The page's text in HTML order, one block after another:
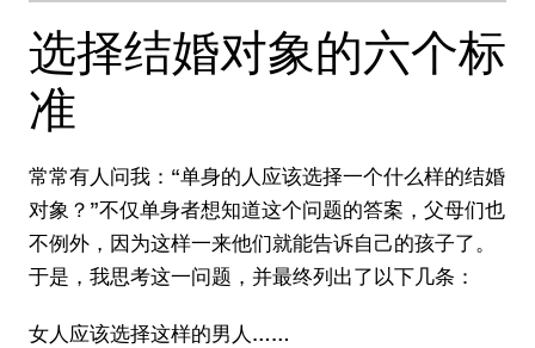
选择结婚对象的六个标
准
常常有人问我：“单身的人应该选择一个什么样的结婚
对象？”不仅单身者想知道这个问题的答案，父母们也
不例外，因为这样一来他们就能告诉自己的孩子了。
于是，我思考这一问题，并最终列出了以下几条：
女人应该选择这样的男人……